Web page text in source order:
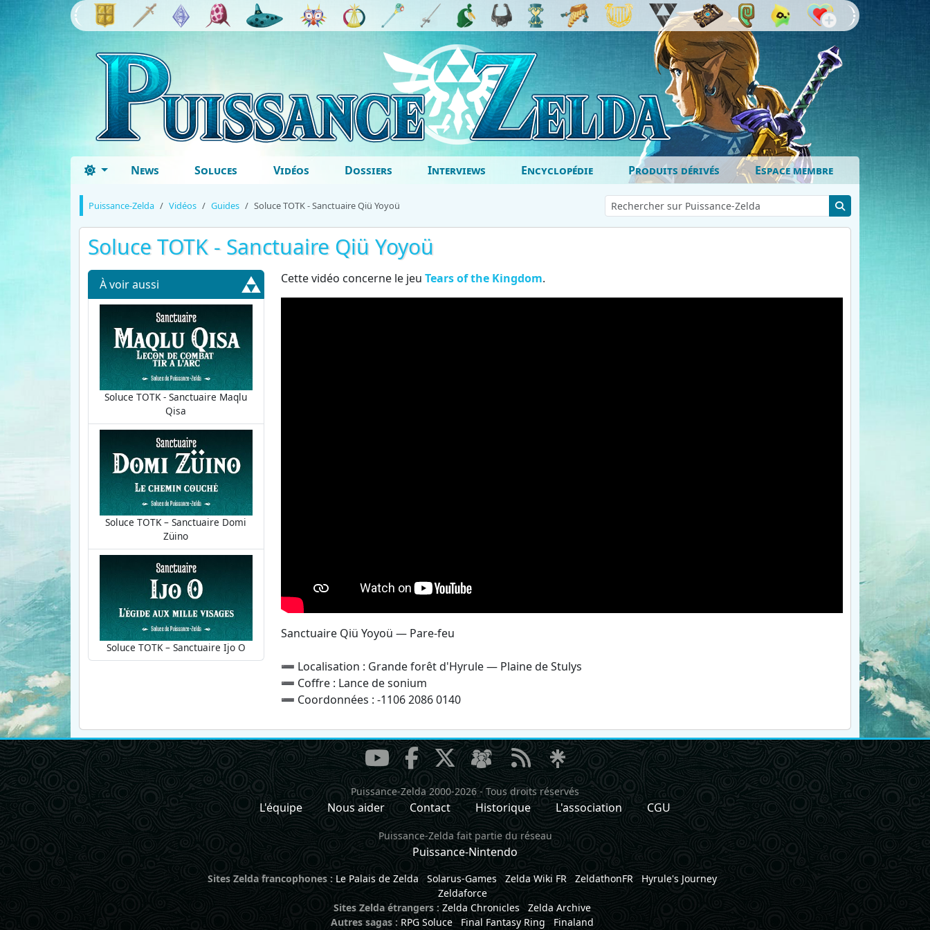
News Soluces Vidéos Dossiers Interviews Encyclopédie Produits dérivés Espace membre
Puissance-Zelda Vidéos Guides Soluce TOTK - Sanctuaire Qiü Yoyoü
Soluce TOTK - Sanctuaire Qiü Yoyoü
À voir aussi
Soluce TOTK - Sanctuaire Maqlu
Qisa
Soluce TOTK – Sanctuaire Domi
Züino
Soluce TOTK – Sanctuaire Ijo O
Cette vidéo concerne le jeu Tears of the Kingdom.
Sanctuaire Qiü Yoyoü — Pare-feu
➖ Localisation : Grande forêt d'Hyrule — Plaine de Stulys
➖ Coffre : Lance de sonium
➖ Coordonnées : -1106 2086 0140
Puissance-Zelda 2000-2026-Tous droits réservés
L'équipe Nous aider Contact Historique L'association CGU
Puissance-Zelda fait partie du réseau
Puissance-Nintendo
Sites Zelda francophones : Le Palais de Zelda Solarus-Games Zelda Wiki FR ZeldathonFR
Hyrule's Journey
Zeldaforce
Sites Zelda étrangers : Zelda Chronicles
Zelda Archive
Autres sagas : RPG Soluce Final Fantasy Ring
Finaland